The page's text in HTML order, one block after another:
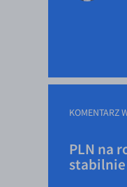
KOMENTARZ
PLN na
stabilnie